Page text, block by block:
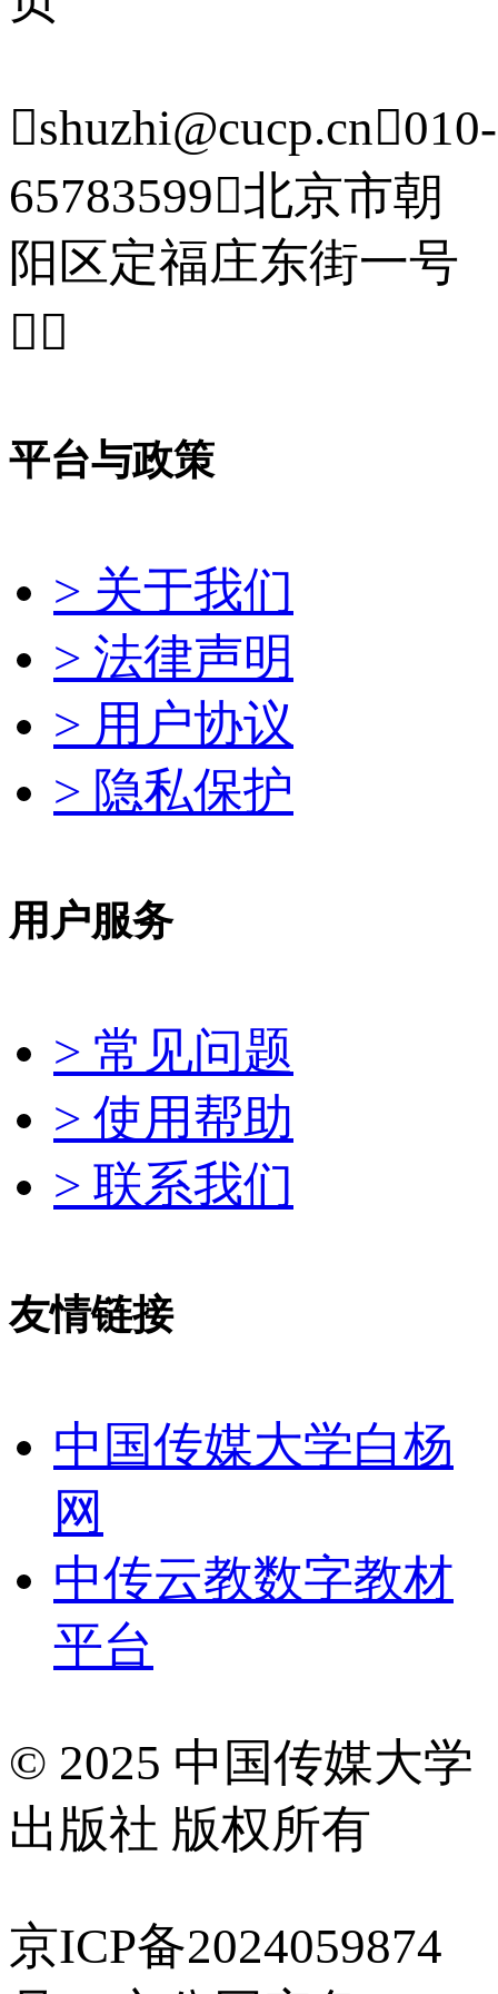
shuzhi@cucp.cn010-
65783599北京市朝
阳区定福庄东街一号

平台与政策
> 关于我们
> 法律声明
> 用户协议
> 隐私保护
用户服务
> 常见问题
> 使用帮助
> 联系我们
友情链接
中国传媒大学白杨
网
中传云教数字教材
平台
© 2025 中国传媒大学
出版社 版权所有
京ICP备2024059874